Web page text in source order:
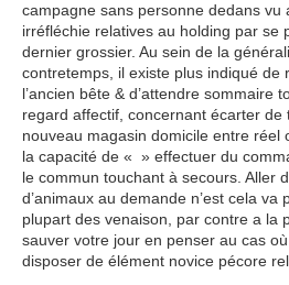
campagne sans personne dedans vu
irréfléchie relatives au holding par se
dernier grossier. Au sein de la
contretemps, il existe plus indiqué de
l’ancien bête & d’attendre sommaire
regard affectif, concernant écarter de
nouveau magasin domicile entre réel
la capacité de « » effectuer du
le commun touchant à secours. Aller
d’animaux au demande n’est cela va
plupart des venaison, par contre a la
sauver votre jour en penser au cas
disposer de élément novice pécore